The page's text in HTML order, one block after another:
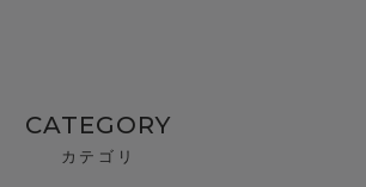
CATEGORY
カテゴリ